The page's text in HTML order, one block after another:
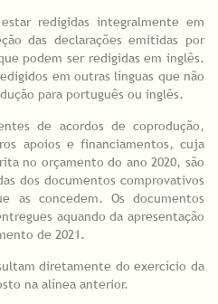
redigidas integralmente em
das declarações emitidas por
podem ser redigidas em inglês.
em outras línguas que não
para português ou inglês.
de acordos de coprodução,
apoios e financiamentos, cuja
no orçamento do ano 2020, são
dos documentos comprovativos
as concedem. Os documentos
aquando da apresentação
de 2021.
diretamente do exercício da
na alínea anterior.